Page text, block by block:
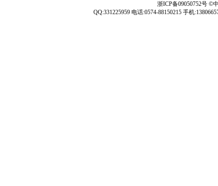
浙ICP备09050752号 ©
QQ:331225959 电话:0574-88150215 手机